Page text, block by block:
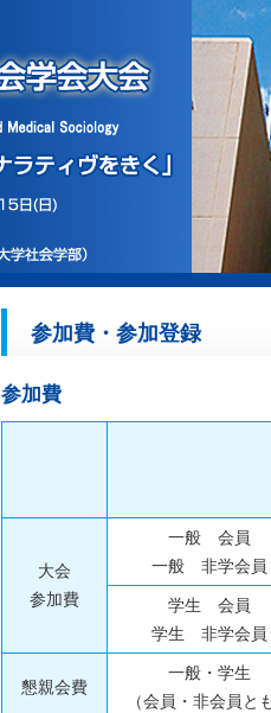
参加費・参加登録
参加費
大会
参加費
一般 会員
一般 非学会員
学生 会員
学生 非学会員
懇親会費
一般・学生
（会員・非会員と